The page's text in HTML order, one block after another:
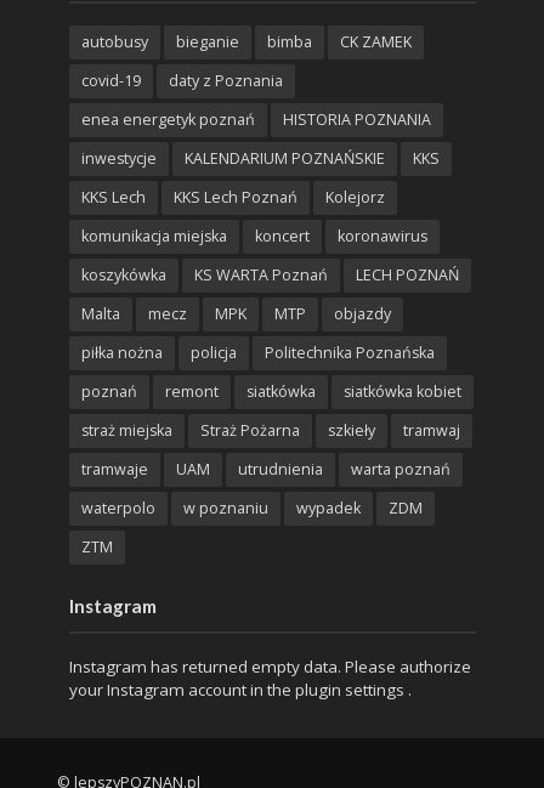
autobusy bieganie bimba
CK ZAMEK
covid-19
daty z Poznania
enea energetyk poznań
HISTORIA POZNANIA
inwestycje
KALENDARIUM POZNAŃSKIE
KKS
KKS Lech
KKS Lech Poznań
Kolejorz
komunikacja miejska
koncert
koronawirus
koszykówka
KS WARTA Poznań
LECH POZNAŃ
Malta
mecz MPK MTP
objazdy
piłka nożna
policja
Politechnika Poznańska
poznań
remont siatkówka
siatkówka kobiet
straż miejska
Straż Pożarna szkieły
tramwaj
tramwaje
UAM utrudnienia
warta poznań
waterpolo
w poznaniu wypadek
ZDM
ZTM
Instagram
Instagram has returned empty data. Please authorize
your Instagram account in the plugin settings .
© lepszyPOZNAN.pl